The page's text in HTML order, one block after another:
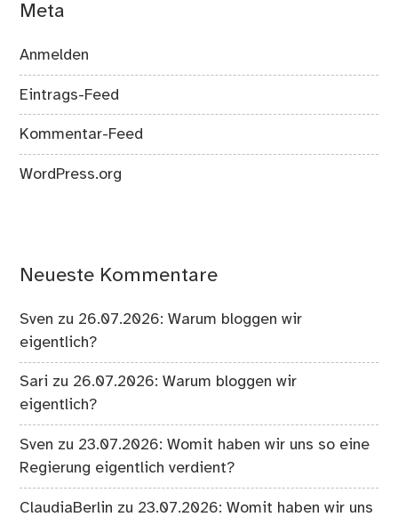
Meta
Anmelden
Eintrags-Feed
Kommentar-Feed
WordPress.org
Neueste Kommentare
Sven zu 26.07.2026: Warum bloggen wir
eigentlich?
Sari zu 26.07.2026: Warum bloggen wir
eigentlich?
Sven zu 23.07.2026: Womit haben wir uns so eine
Regierung eigentlich verdient?
ClaudiaBerlin zu 23.07.2026: Womit haben wir uns